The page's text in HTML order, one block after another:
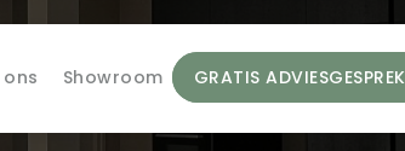
Showroom GRATIS ADVIESGESPREK